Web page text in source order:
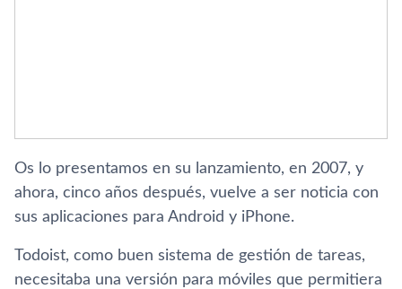
Os lo presentamos en su lanzamiento, en 2007, y
ahora, cinco años después, vuelve a ser noticia con
sus aplicaciones para Android y iPhone.
Todoist, como buen sistema de gestión de tareas,
necesitaba una versión para móviles que permitiera